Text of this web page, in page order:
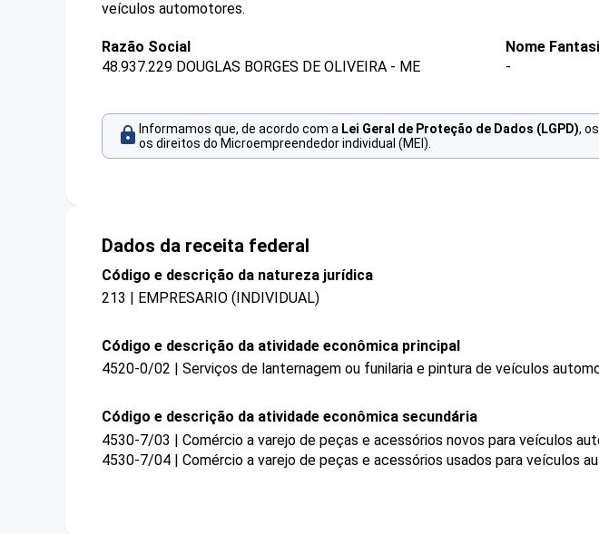
veículos automotores.
Razão Social
48.937.229 DOUGLAS BORGES DE OLIVEIRA - ME
Nome
-
Informamos que, de acordo com a Lei Geral de Proteção de Dados (LGPD),
os direitos do Microempreendedor individual (MEI).
Dados da receita federal
Código e descrição da natureza jurídica
213 | EMPRESARIO (INDIVIDUAL)
Código e descrição da atividade econômica principal
4520-0/02 | Serviços de lanternagem ou funilaria e pintura de veículos
Código e descrição da atividade econômica secundária
4530-7/03 | Comércio a varejo de peças e acessórios novos para veículos
4530-7/04 | Comércio a varejo de peças e acessórios usados para veículos